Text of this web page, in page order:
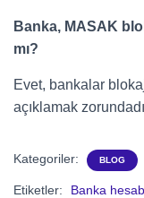
Banka, MASAK
mı?
Evet, bankalar
açıklamak
Kategoriler: BLOG
Etiketler:
Banka